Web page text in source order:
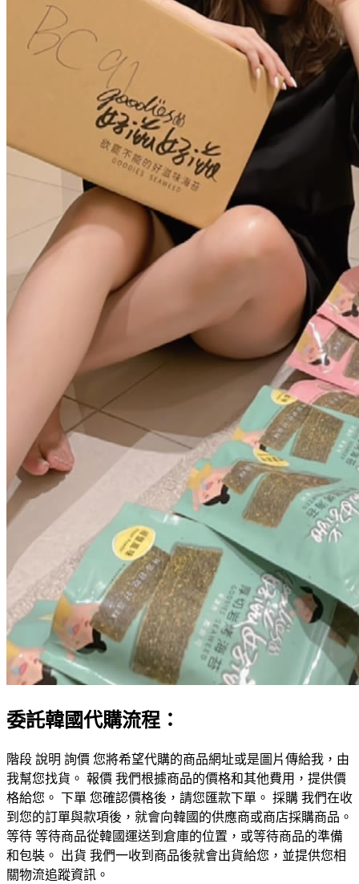
委託韓國代購流程：
階段 說明 詢價 您將希望代購的商品網址或是圖片傳給我，由
我幫您找貨。 報價 我們根據商品的價格和其他費用，提供價
格給您。 下單 您確認價格後，請您匯款下單。 採購 我們在收
到您的訂單與款項後，就會向韓國的供應商或商店採購商品。
等待 等待商品從韓國運送到倉庫的位置，或等待商品的準備
和包裝。 出貨 我們一收到商品後就會出貨給您，並提供您相
關物流追蹤資訊。